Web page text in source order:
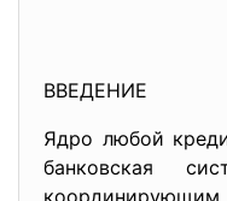
ВВЕДЕНИЕ
Ядро любой
банковская